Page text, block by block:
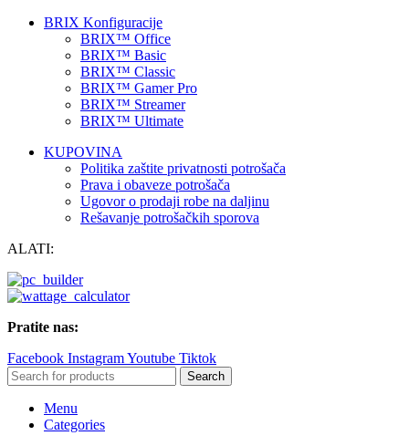
BRIX Konfiguracije
BRIX™ Office
BRIX™ Basic
BRIX™ Classic
BRIX™ Gamer Pro
BRIX™ Streamer
BRIX™ Ultimate
KUPOVINA
Politika zaštite privatnosti potrošača
Prava i obaveze potrošača
Ugovor o prodaji robe na daljinu
Rešavanje potrošačkih sporova
ALATI:
Pratite nas:
Facebook InstagramYoutube Tiktok
Search
Menu
Categories